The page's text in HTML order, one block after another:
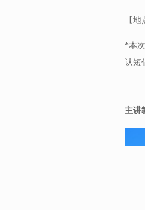
【
*本
认短
主讲